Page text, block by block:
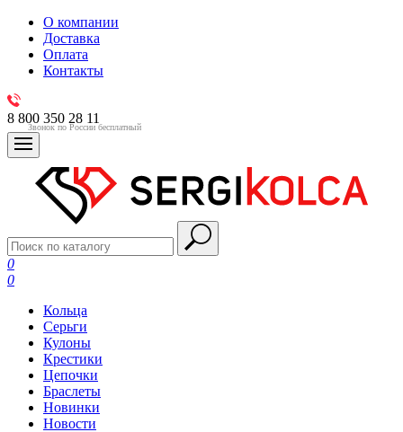
О компании
Доставка
Оплата
Контакты
8 800 350 28 11
Звонок по России бесплатный
0
0
Кольца
Серьги
Кулоны
Крестики
Цепочки
Браслеты
Новинки
Новости